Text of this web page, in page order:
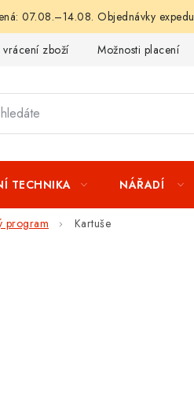
07.08.–14.08. Objednávky
vrácení zboží Možnosti placení
TECHNIKA NÁŘADÍ
program Kartuše